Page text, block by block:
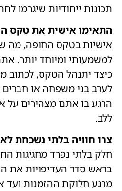
תכונות ייחודיות שיגרמו
התאימו אישית את טקס
אישיות בטקס החופה, מה
למשמעותי ומיוחד יותר.
כיצד יתנהל הטקס, לכתוב
לערב בני משפחה או חברים
הרגע בו אתם מצהירים על
ללב.
צרו חוויה בלתי נשכחת
חלק בלתי נפרד מחגיגות
בראש סדר העדיפויות את
מרגע חלוקת ההזמנות ועד